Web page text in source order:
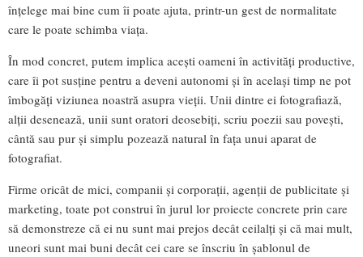
înțelege mai bine cum îi poate ajuta, printr-un gest de normalitate
care le poate schimba viața.
În mod concret, putem implica acești oameni în activități productive,
care îi pot susține pentru a deveni autonomi și în același timp ne pot
îmbogăți viziunea noastră asupra vieții. Unii dintre ei fotografiază,
alții desenează, unii sunt oratori deosebiți, scriu poezii sau povești,
cântă sau pur și simplu pozează natural în fața unui aparat de
fotografiat.
Firme oricât de mici, companii și corporații, agenții de publicitate și
marketing, toate pot construi în jurul lor proiecte concrete prin care
să demonstreze că ei nu sunt mai prejos decât ceilalți și că mai mult,
uneori sunt mai buni decât cei care se înscriu în șablonul de